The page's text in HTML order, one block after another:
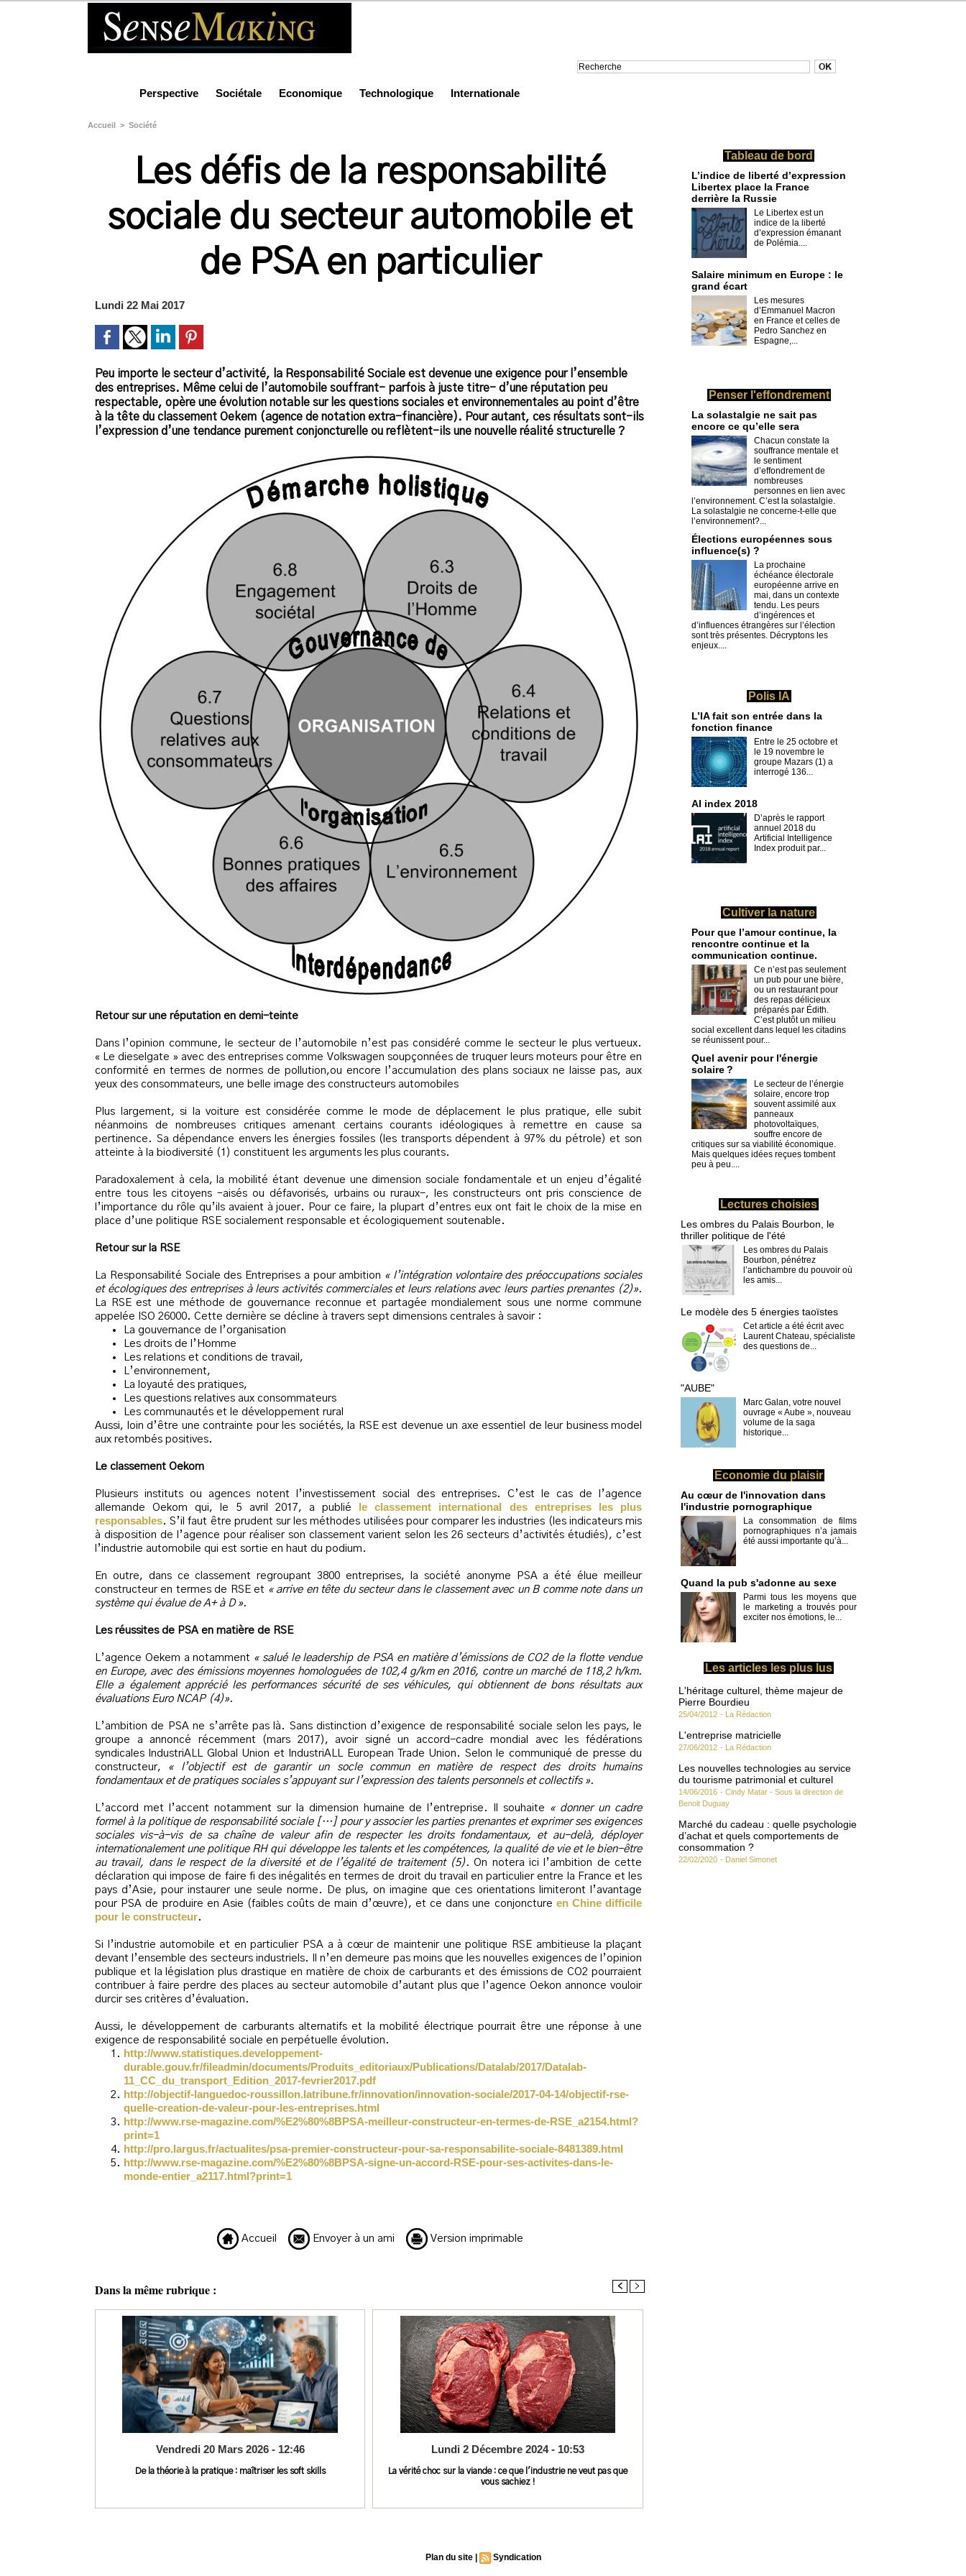
Perspective Sociétale Economique Technologique Internationale
Accueil > Société
Les défis de la responsabilité
sociale du secteur automobile et
de PSA en particulier
Lundi 22 Mai 2017
Peu importe le secteur d’activité, la Responsabilité Sociale est devenue une exigence pour l’ensemble
des entreprises. Même celui de l’automobile souffrant- parfois à juste titre- d’une réputation peu
respectable, opère une évolution notable sur les questions sociales et environnementales au point d’être
à la tête du classement Oekem (agence de notation extra-financière). Pour autant, ces résultats sont-ils
l’expression d’une tendance purement conjoncturelle ou reflètent-ils une nouvelle réalité structurelle ?
Retour sur une réputation en demi-teinte
Dans l’opinion commune, le secteur de l’automobile n’est pas considéré comme le secteur le plus vertueux.
« Le dieselgate » avec des entreprises comme Volkswagen soupçonnées de truquer leurs moteurs pour être en
conformité en termes de normes de pollution,ou encore l’accumulation des plans sociaux ne laisse pas, aux
yeux des consommateurs, une belle image des constructeurs automobiles
Plus largement, si la voiture est considérée comme le mode de déplacement le plus pratique, elle subit
néanmoins de nombreuses critiques amenant certains courants idéologiques à remettre en cause sa
pertinence. Sa dépendance envers les énergies fossiles (les transports dépendent à 97% du pétrole) et son
atteinte à la biodiversité (1) constituent les arguments les plus courants.
Paradoxalement à cela, la mobilité étant devenue une dimension sociale fondamentale et un enjeu d’égalité
entre tous les citoyens –aisés ou défavorisés, urbains ou ruraux-, les constructeurs ont pris conscience de
l’importance du rôle qu’ils avaient à jouer. Pour ce faire, la plupart d’entres eux ont fait le choix de la mise en
place d’une politique RSE socialement responsable et écologiquement soutenable.
Retour sur la RSE
La Responsabilité Sociale des Entreprises a pour ambition « l’intégration volontaire des préoccupations sociales
et écologiques des entreprises à leurs activités commerciales et leurs relations avec leurs parties prenantes (2)».
La RSE est une méthode de gouvernance reconnue et partagée mondialement sous une norme commune
appelée ISO 26000. Cette dernière se décline à travers sept dimensions centrales à savoir :
La gouvernance de l’organisation
Les droits de l’Homme
Les relations et conditions de travail,
L’environnement,
La loyauté des pratiques,
Les questions relatives aux consommateurs
Les communautés et le développement rural
Aussi, loin d’être une contrainte pour les sociétés, la RSE est devenue un axe essentiel de leur business model
aux retombés positives.
Le classement Oekom
Plusieurs instituts ou agences notent l’investissement social des entreprises. C’est le cas de l’agence
allemande Oekom qui, le 5 avril 2017, a publié le classement international des entreprises les plus
responsables. S’il faut être prudent sur les méthodes utilisées pour comparer les industries (les indicateurs mis
à disposition de l’agence pour réaliser son classement varient selon les 26 secteurs d’activités étudiés), c’est
l’industrie automobile qui est sortie en haut du podium.
En outre, dans ce classement regroupant 3800 entreprises, la société anonyme PSA a été élue meilleur
constructeur en termes de RSE et « arrive en tête du secteur dans le classement avec un B comme note dans un
système qui évalue de A+ à D ».
Les réussites de PSA en matière de RSE
L’agence Oekem a notamment « salué le leadership de PSA en matière d’émissions de CO2 de la flotte vendue
en Europe, avec des émissions moyennes homologuées de 102,4 g/km en 2016, contre un marché de 118,2 h/km.
Elle a également apprécié les performances sécurité de ses véhicules, qui obtiennent de bons résultats aux
évaluations Euro NCAP (4)».
L’ambition de PSA ne s’arrête pas là. Sans distinction d’exigence de responsabilité sociale selon les pays, le
groupe a annoncé récemment (mars 2017), avoir signé un accord-cadre mondial avec les fédérations
syndicales IndustriALL Global Union et IndustriALL European Trade Union. Selon le communiqué de presse du
constructeur, « l’objectif est de garantir un socle commun en matière de respect des droits humains
fondamentaux et de pratiques sociales s’appuyant sur l’expression des talents personnels et collectifs ».
L’accord met l’accent notamment sur la dimension humaine de l’entreprise. Il souhaite « donner un cadre
formel à la politique de responsabilité sociale […] pour y associer les parties prenantes et exprimer ses exigences
sociales vis-à-vis de sa chaîne de valeur afin de respecter les droits fondamentaux, et au-delà, déployer
internationalement une politique RH qui développe les talents et les compétences, la qualité de vie et le bien-être
au travail, dans le respect de la diversité et de l’égalité de traitement (5).On notera ici l’ambition de cette
déclaration qui impose de faire fi des inégalités en termes de droit du travail en particulier entre la France et les
pays d’Asie, pour instaurer une seule norme. De plus, on imagine que ces orientations limiteront l’avantage
pour PSA de produire en Asie (faibles coûts de main d’œuvre), et ce dans une conjoncture en Chine difficile
pour le constructeur.
Si l’industrie automobile et en particulier PSA a à cœur de maintenir une politique RSE ambitieuse la plaçant
devant l’ensemble des secteurs industriels. Il n’en demeure pas moins que les nouvelles exigences de l’opinion
publique et la législation plus drastique en matière de choix de carburants et des émissions de CO2 pourraient
contribuer à faire perdre des places au secteur automobile d’autant plus que l’agence Oekon annonce vouloir
durcir ses critères d’évaluation.
Aussi, le développement de carburants alternatifs et la mobilité électrique pourrait être une réponse à une
exigence de responsabilité sociale en perpétuelle évolution.
http://www.statistiques.developpement-
durable.gouv.fr/fileadmin/documents/Produits_editoriaux/Publications/Datalab/2017/Datalab-
11_CC_du_transport_Edition_2017-fevrier2017.pdf
http://objectif-languedoc-roussillon.latribune.fr/innovation/innovation-sociale/2017-04-14/objectif-rse-
quelle-creation-de-valeur-pour-les-entreprises.html
http://www.rse-magazine.com/%E2%80%8BPSA-meilleur-constructeur-en-termes-de-RSE_a2154.html?
print=1
http://pro.largus.fr/actualites/psa-premier-constructeur-pour-sa-responsabilite-sociale-8481389.html
http://www.rse-magazine.com/%E2%80%8BPSA-signe-un-accord-RSE-pour-ses-activites-dans-le-
monde-entier_a2117.html?print=1
Accueil Envoyer à un ami Version imprimable
Dans la même rubrique : < >
Vendredi 20 Mars 2026 - 12:46
De la théorie à la pratique : maîtriser les soft skills
Lundi 2 Décembre 2024 - 10:53
La vérité choc sur la viande : ce que l'industrie ne veut pas que
vous sachiez !
Tableau de bord
L’indice de liberté d’expression
Libertex place la France
derrière la Russie
Le Libertex est un
indice de la liberté
d’expression émanant
de Polémia....
Salaire minimum en Europe : le
grand écart
Les mesures
d’Emmanuel Macron
en France et celles de
Pedro Sanchez en
Espagne,...
Penser l'effondrement
La solastalgie ne sait pas
encore ce qu’elle sera
Chacun constate la
souffrance mentale et
le sentiment
d’effondrement de
nombreuses
personnes en lien avec
l’environnement. C’est la solastalgie.
La solastalgie ne concerne-t-elle que
l’environnement?...
​Élections européennes sous
influence(s) ?
La prochaine
échéance électorale
européenne arrive en
mai, dans un contexte
tendu. Les peurs
d’ingérences et
d’influences étrangères sur l’élection
sont très présentes. Décryptons les
enjeux....
Polis IA
L’IA fait son entrée dans la
fonction finance
Entre le 25 octobre et
le 19 novembre le
groupe Mazars (1) a
interrogé 136...
AI index 2018
D’après le rapport
annuel 2018 du
Artificial Intelligence
Index produit par...
Cultiver la nature
Pour que l’amour continue, la
rencontre continue et la
communication continue.
Ce n’est pas seulement
un pub pour une bière,
ou un restaurant pour
des repas délicieux
préparés par Édith.
C’est plutôt un milieu
social excellent dans lequel les citadins
se réunissent pour...
Quel avenir pour l'énergie
solaire ?
Le secteur de l’énergie
solaire, encore trop
souvent assimilé aux
panneaux
photovoltaïques,
souffre encore de
critiques sur sa viabilité économique.
Mais quelques idées reçues tombent
peu à peu....
Lectures choisies
Les ombres du Palais Bourbon, le
thriller politique de l'été
Les ombres du Palais
Bourbon, pénétrez
l’antichambre du pouvoir où
les amis...
Le modèle des 5 énergies taoïstes
Cet article a été écrit avec
Laurent Chateau, spécialiste
des questions de...
"AUBE"
Marc Galan, votre nouvel
ouvrage « Aube », nouveau
volume de la saga
historique...
Economie du plaisir
Au cœur de l'innovation dans
l'industrie pornographique
La consommation de films
pornographiques n’a jamais
été aussi importante qu’à...
Quand la pub s'adonne au sexe
Parmi tous les moyens que
le marketing a trouvés pour
exciter nos émotions, le...
Les articles les plus lus
L'héritage culturel, thème majeur de
Pierre Bourdieu
25/04/2012 - La Rédaction
L'entreprise matricielle
27/06/2012 - La Rédaction
Les nouvelles technologies au service
du tourisme patrimonial et culturel
14/06/2016 - Cindy Matar - Sous la direction de
Benoit Duguay
Marché du cadeau : quelle psychologie
d’achat et quels comportements de
consommation ?
22/02/2020 - Daniel Simonet
Plan du site Syndication